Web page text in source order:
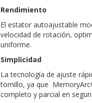
Rendimiento
El estator autoajustable
velocidad de rotación,
uniforme.
Simplicidad
La tecnología de ajuste
tornillo, ya que
completo y parcial en